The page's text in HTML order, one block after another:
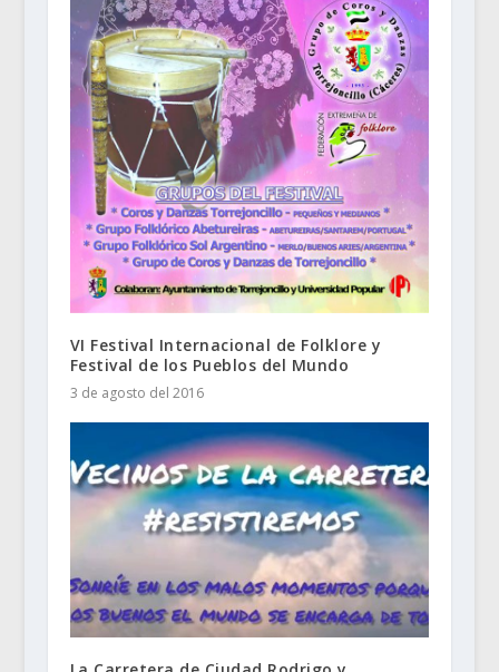
VI Festival Internacional de Folklore y
Festival de los Pueblos del Mundo
3 de agosto del 2016